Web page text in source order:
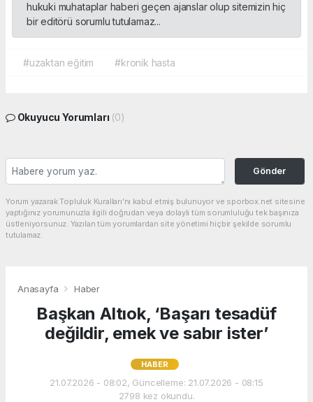
hukuki muhataplar haberi geçen ajanslar olup sitemizin hiç
bir editörü sorumlu tutulamaz...
#uzaktan eğitim #kronik hasta
Okuyucu Yorumları (0)
Gönder
Yorum yazarak Topluluk Kuralları’nı kabul etmiş bulunuyor ve sporbox.net sitesine
yaptığınız yorumunuzla ilgili doğrudan veya dolaylı tüm sorumluluğu tek başınıza
üstleniyorsunuz. Yazılan tüm yorumlardan site yönetimi hiçbir şekilde sorumlu
tutulamaz.
Anasayfa Haber
Başkan Altıok, ‘Başarı tesadüf
değildir, emek ve sabır ister’
HABER
21.07.2026 - 08:02, Güncelleme: 21.07.2026 - 08:15
2798 kez okundu.